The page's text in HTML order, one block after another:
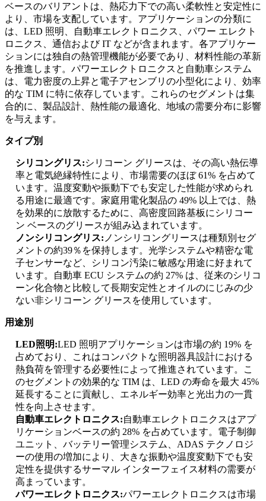
ベースのバリアントは、熱応力下での高い柔軟性と安定性に
より、市場を支配しています。アプリケーションの分類に
は、LED 照明、自動車エレクトロニクス、パワー エレクト
ロニクス、通信および IT などが含まれます。各アプリケー
ションには独自の熱管理機能が必要であり、材料性能の革新
を推進します。パワーエレクトロニクスと自動車システム
は、電力密度の上昇と電子アセンブリの小型化により、効率
的な TIM に特に依存しています。これらのセグメントは集
合的に、製品設計、熱性能の最適化、地域の需要分布に影響
を与えます。
タイプ別
シリコングリス:シリコーン グリースは、その高い熱伝導
率と電気絶縁特性により、市場需要のほぼ 61% を占めて
います。温度変動や振動下でも安定した性能が求められ
る用途に最適です。家庭用電化製品の 49% 以上では、熱
を効果的に放散するために、高密度回路基板にシリコー
ン ベースのグリースが組み込まれています。
ノンシリコングリス: ノンシリコングリースは種類別セグ
メントの約39％を保持します。光学システムや精密な電
子センサーなど、シリコン汚染に敏感な用途に好まれて
います。自動車 ECU システムの約 27% は、従来のシリコ
ーン化合物と比較して長期安定性とオイルのにじみの少
ない非シリコーン グリースを使用しています。
用途別
LED照明:LED 照明アプリケーションは市場の約 19% を
占めており、これはコンパクトな照明器具設計における
熱負荷を管理する必要性によって推進されています。こ
のセグメントの効果的な TIM は、LED の寿命を最大 45%
延長することに貢献し、エネルギー効率と光出力の一貫
性を向上させます。
自動車エレクトロニクス:自動車エレクトロニクスはアプ
リケーションベースの約 28% を占めています。電子制御
ユニット、バッテリー管理システム、ADAS テクノロジ
ーの使用の増加により、大きな振動や温度変動下でも安
定性を提供するサーマル インターフェイス材料の需要が
高まっています。
パワーエレクトロニクス:パワーエレクトロニクスは市場